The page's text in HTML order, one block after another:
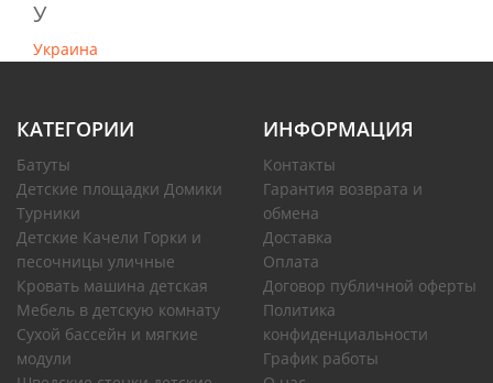
У
Украина
КАТЕГОРИИ
Батуты
Детские площадки Домики
Турники
Детские Качели Горки и
песочницы уличные
Кровать машина детская
Мебель в детскую комнату
Сухой бассейн и мягкие
модули
ИНФОРМАЦИЯ
Контакты
Гарантия возврата и
обмена
Доставка
Оплата
Договор публичной оферты
Политика
конфиденциальности
График работы